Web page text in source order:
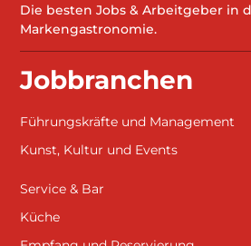
Die besten Jobs & Arbeitgeber in
Markengastronomie.
Jobbranchen
Führungskräfte und Management
Kunst, Kultur und Events
Service & Bar
Küche